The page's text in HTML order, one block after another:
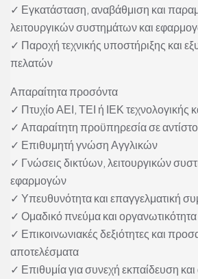
✓ Εγκατάσταση, αναβάθμιση και
λειτουργικών συστημάτων και
✓ Παροχή τεχνικής υποστήριξης και
πελατών
Απαραίτητα προσόντα
✓ Πτυχίο ΑΕΙ, ΤΕΙ ή ΙΕΚ τεχνολογικής
✓ Απαραίτητη προϋπηρεσία σε
✓ Επιθυμητή γνώση Αγγλικών
✓ Γνώσεις δικτύων, λειτουργικών
εφαρμογών
✓ Υπευθυνότητα και επαγγελματική
✓ Ομαδικό πνεύμα και οργανωτικότητα
✓ Επικοινωνιακές δεξιότητες και
αποτελέσματα
✓ Επιθυμία για συνεχή εκπαίδευση